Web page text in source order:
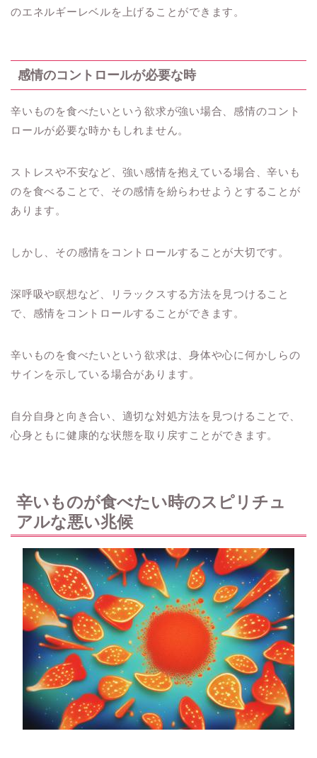
のエネルギーレベルを上げることができます。
感情のコントロールが必要な時
辛いものを食べたいという欲求が強い場合、感情のコント
ロールが必要な時かもしれません。
ストレスや不安など、強い感情を抱えている場合、辛いも
のを食べることで、その感情を紛らわせようとすることが
あります。
しかし、その感情をコントロールすることが大切です。
深呼吸や瞑想など、リラックスする方法を見つけること
で、感情をコントロールすることができます。
辛いものを食べたいという欲求は、身体や心に何かしらの
サインを示している場合があります。
自分自身と向き合い、適切な対処方法を見つけることで、
心身ともに健康的な状態を取り戻すことができます。
辛いものが食べたい時のスピリチュ
アルな悪い兆候